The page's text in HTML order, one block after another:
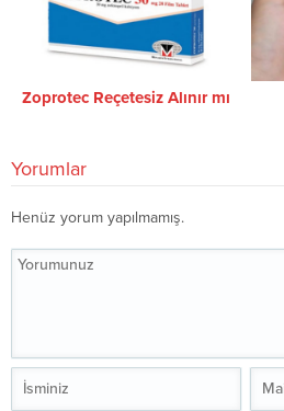
Zoprotec Reçetesiz Alınır mı
Yorumlar
Henüz yorum yapılmamış.